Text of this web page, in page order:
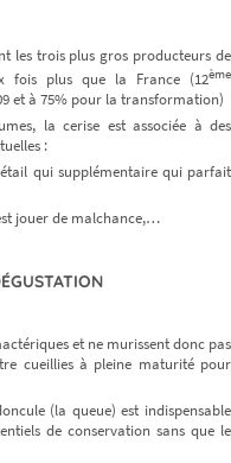
les trois plus gros producteurs de
fois plus que la France (12ème
et à 75% pour la transformation)
la cerise est associée à des
:
qui supplémentaire qui parfait
jouer de malchance,…
et ne murissent donc pas
cueillies à pleine maturité pour
(la queue) est indispensable
de conservation sans que le